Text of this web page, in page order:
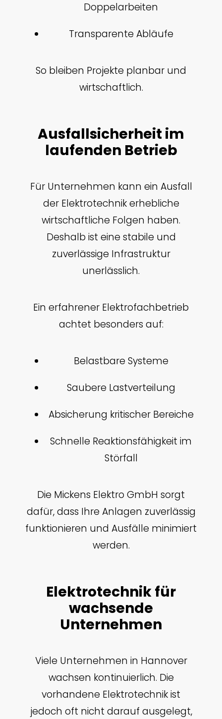
Doppelarbeiten
Transparente Abläufe
So bleiben Projekte planbar und
wirtschaftlich.
Ausfallsicherheit im
laufenden Betrieb
Für Unternehmen kann ein Ausfall
der Elektrotechnik erhebliche
wirtschaftliche Folgen haben.
Deshalb ist eine stabile und
zuverlässige Infrastruktur
unerlässlich.
Ein erfahrener Elektrofachbetrieb
achtet besonders auf:
Belastbare Systeme
Saubere Lastverteilung
Absicherung kritischer Bereiche
Schnelle Reaktionsfähigkeit im
Störfall
Die Mickens Elektro GmbH sorgt
dafür, dass Ihre Anlagen zuverlässig
funktionieren und Ausfälle minimiert
werden.
Elektrotechnik für
wachsende
Unternehmen
Viele Unternehmen in Hannover
wachsen kontinuierlich. Die
vorhandene Elektrotechnik ist
jedoch oft nicht darauf ausgelegt,